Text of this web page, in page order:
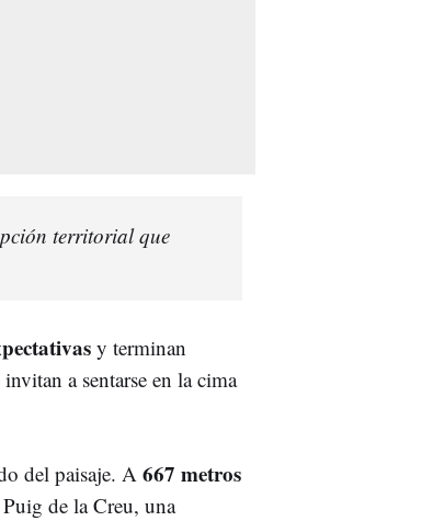
territorial que
y terminan
a sentarse en la cima
del paisaje. A 667 metros
de la Creu, una